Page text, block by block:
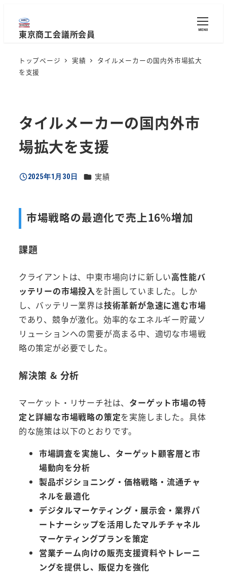
東京商工会議所会員 MENU
トップページ 実績
タイルメーカーの国内外市場拡大
を支援
タイルメーカーの国内外市
場拡大を支援
投稿日
2025年1月30日 カテゴリー
実績
市場戦略の最適化で売上16%増加
課題
クライアントは、中東市場向けに新しい高性能バ
ッテリーの市場投入を計画していました。しか
し、バッテリー業界は技術革新が急速に進む市場
であり、競争が激化。効率的なエネルギー貯蔵ソ
リューションへの需要が高まる中、適切な市場戦
略の策定が必要でした。
解決策 & 分析
マーケット・リサーチ社は、 ターゲット市場の特
定と詳細な市場戦略の策定を実施しました。具体
的な施策は以下のとおりです。
市場調査を実施し、ターゲット顧客層と市
場動向を分析
製品ポジショニング・価格戦略・流通チャ
ネルを最適化
デジタルマーケティング・展示会・業界パ
ートナーシップを活用したマルチチャネル
マーケティングプランを策定
営業チーム向けの販売支援資料やトレーニ
ングを提供し、販促力を強化